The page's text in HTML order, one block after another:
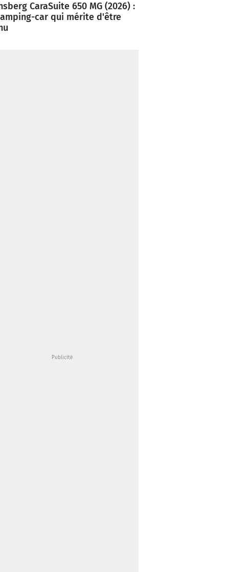
CaraSuite 650 MG (2026) :
car qui mérite d'être